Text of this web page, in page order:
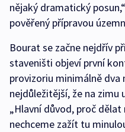
nějaký dramatický
pověřený přípravou
Bourat se začne nejdřív
staveništi objeví první
provizoriu minimálně dva
nejdůležitější, že na zimu
„Hlavní důvod, proč
nechceme zažít tu